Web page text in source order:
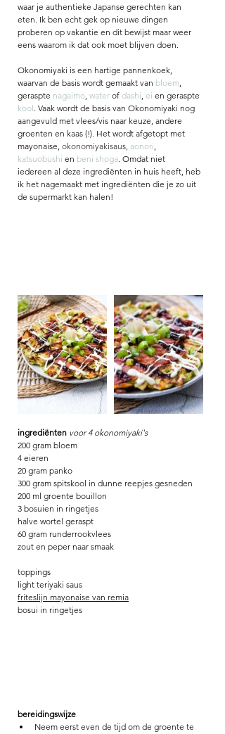
waar je authentieke Japanse gerechten kan
eten. Ik ben echt gek op nieuwe dingen
proberen op vakantie en dit bewijst maar weer
eens waarom ik dat ook moet blijven doen.
Okonomiyaki is een hartige pannenkoek,
waarvan de basis wordt gemaakt van bloem
geraspte nagaimo water of dashi ei en geraspte
kool Vaak wordt de basis van Okonomiyaki nog
aangevuld met vlees/vis naar keuze, andere
groenten en kaas (!). Het wordt afgetopt met
mayonaise, okonomiyakisaus, aonori
katsuobushi en beni shoga . Omdat niet
iedereen al deze ingrediënten in huis heeft, heb
ik het nagemaakt met ingrediënten die je zo uit
de supermarkt kan halen!
ingrediënten voor 4 okonomiyaki's
200 gram bloem
4 eieren
20 gram panko
300 gram spitskool in dunne reepjes gesneden
200 ml groente bouillon
3 bosuien in ringetjes
halve wortel geraspt
60 gram runderrookvlees
zout en peper naar smaak
toppings
light teriyaki saus
friteslijn mayonaise van remia
bosui in ringetjes
bereidingswijze
Neem eerst even de tijd om de groente te